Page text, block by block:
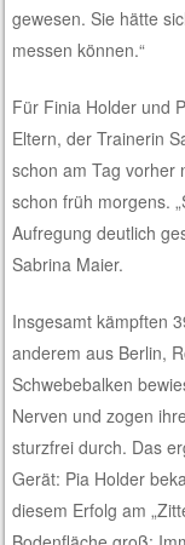
gewesen. Sie hätte
messen können.“
Für Finia Holder und
Eltern, der Trainerin
schon am Tag vorher
schon früh morgens.
Aufregung deutlich
Sabrina Maier.
Insgesamt kämpften
anderem aus Berlin,
Schwebebalken
Nerven und zogen
sturzfrei durch. Das
Gerät: Pia Holder
diesem Erfolg am